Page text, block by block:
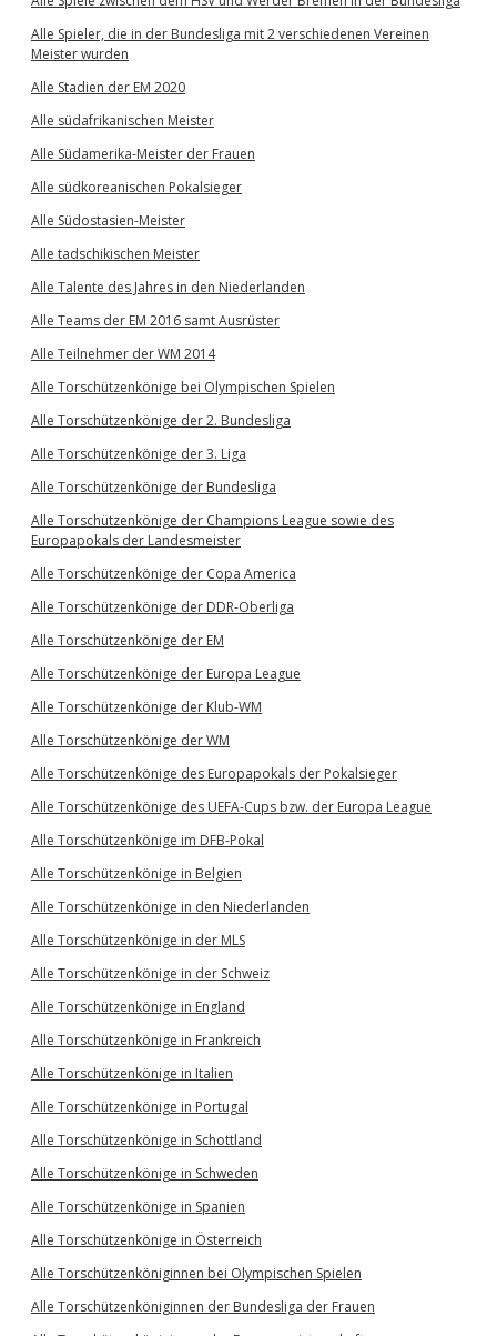
Alle Spieler, die in der Bundesliga mit 2 verschiedenen Vereinen
Meister wurden
Alle Stadien der EM 2020
Alle südafrikanischen Meister
Alle Südamerika-Meister der Frauen
Alle südkoreanischen Pokalsieger
Alle Südostasien-Meister
Alle tadschikischen Meister
Alle Talente des Jahres in den Niederlanden
Alle Teams der EM 2016 samt Ausrüster
Alle Teilnehmer der WM 2014
Alle Torschützenkönige bei Olympischen Spielen
Alle Torschützenkönige der 2. Bundesliga
Alle Torschützenkönige der 3. Liga
Alle Torschützenkönige der Bundesliga
Alle Torschützenkönige der Champions League sowie des
Europapokals der Landesmeister
Alle Torschützenkönige der Copa America
Alle Torschützenkönige der DDR-Oberliga
Alle Torschützenkönige der EM
Alle Torschützenkönige der Europa League
Alle Torschützenkönige der Klub-WM
Alle Torschützenkönige der WM
Alle Torschützenkönige des Europapokals der Pokalsieger
Alle Torschützenkönige des UEFA-Cups bzw. der Europa League
Alle Torschützenkönige im DFB-Pokal
Alle Torschützenkönige in Belgien
Alle Torschützenkönige in den Niederlanden
Alle Torschützenkönige in der MLS
Alle Torschützenkönige in der Schweiz
Alle Torschützenkönige in England
Alle Torschützenkönige in Frankreich
Alle Torschützenkönige in Italien
Alle Torschützenkönige in Portugal
Alle Torschützenkönige in Schottland
Alle Torschützenkönige in Schweden
Alle Torschützenkönige in Spanien
Alle Torschützenkönige in Österreich
Alle Torschützenköniginnen bei Olympischen Spielen
Alle Torschützenköniginnen der Bundesliga der Frauen